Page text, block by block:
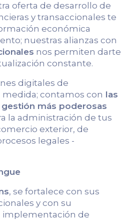
oferta de desarrollo de
y transaccionales te
económica
nuestras alianzas con
nos permiten darte
constante.
digitales de
contamos con las
más poderosas
la administración de tus
exterior, de
legales -
, se fortalece con sus
y con su
implementación de